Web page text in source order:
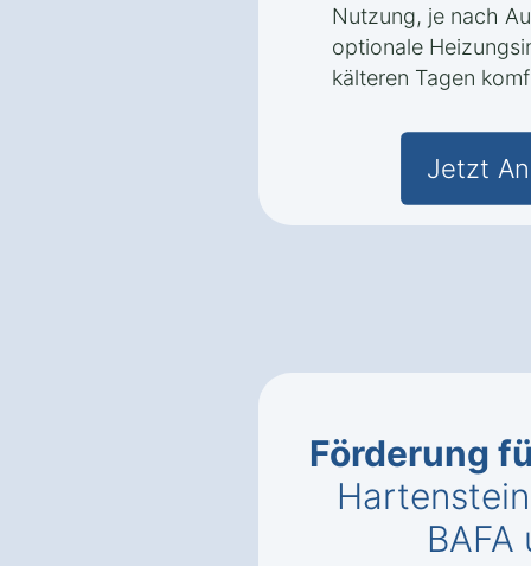
Nutzung, je nach
optionale
kälteren Tagen
Jetzt
Förderung